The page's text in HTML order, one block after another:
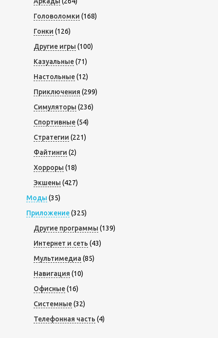
Головоломки (168)
Гонки (126)
Другие игры (100)
Казуальные(71)
Настольные(12)
Приключения (299)
Симуляторы (236)
Спортивные(54)
Стратегии (221)
Файтинги (2)
Хорроры (18)
Экшены (427)
Моды (35)
Приложение(325)
Другие программы (139)
Интернет и сеть (43)
Мультимедиа (85)
Навигация (10)
Офисные(16)
Системные(32)
Телефонная часть (4)